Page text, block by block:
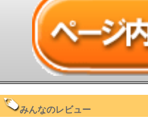
みんなのレビュー